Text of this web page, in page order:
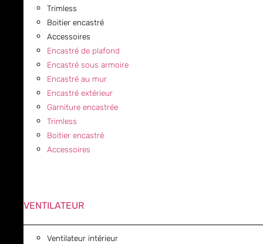
Trimless
Boitier encastré
Accessoires
Encastré de plafond
Encastré sous armoire
Encastré au mur
Encastré extérieur
Garniture encastrée
Trimless
Boitier encastré
Accessoires
VENTILATEUR
Ventilateur intérieur